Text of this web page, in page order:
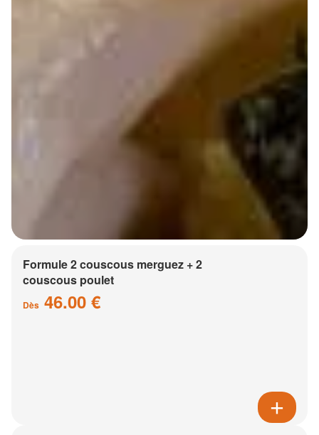
Formule 2 couscous merguez + 2
couscous poulet
Dès 46.00 €